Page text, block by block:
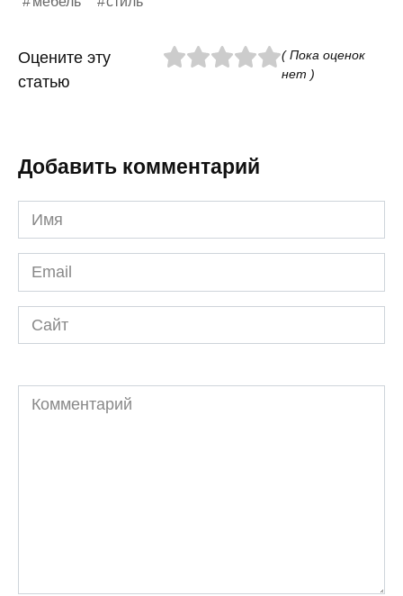
Оцените эту
статью
( Пока оценок
нет )
Добавить комментарий
Имя
*
Email
*
Сайт
Комментарий